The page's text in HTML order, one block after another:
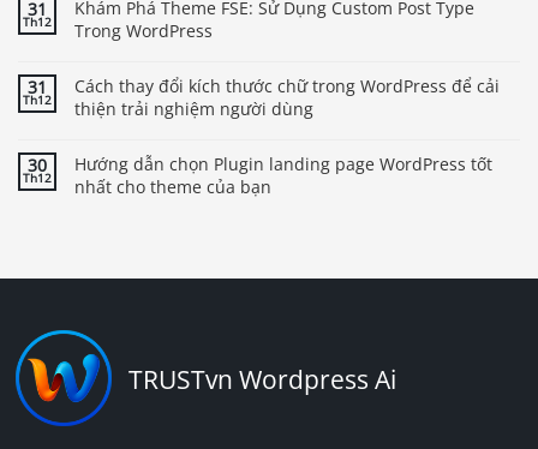
31
Th12
Khám Phá Theme FSE: Sử Dụng Custom Post Type
Trong WordPress
31
Th12
Cách thay đổi kích thước chữ trong WordPress để cải
thiện trải nghiệm người dùng
30
Th12
Hướng dẫn chọn Plugin landing page WordPress tốt
nhất cho theme của bạn
TRUSTvn Wordpress Ai